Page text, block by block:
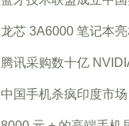
龙芯 3A6000 笔记本
腾讯采购数十亿
中国手机杀疯印度市